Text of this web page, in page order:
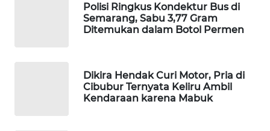
Polisi Ringkus Kondektur Bus di
Semarang, Sabu 3,77 Gram
Ditemukan dalam Botol Permen
Dikira Hendak Curi Motor, Pria di
Cibubur Ternyata Keliru Ambil
Kendaraan karena Mabuk